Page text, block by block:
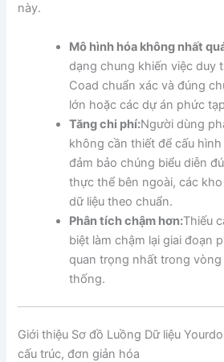
này.
Mô hình hóa không nhất
dạng chung khiến việc duy
Coad chuẩn xác và đúng
lớn hoặc các dự án phức
Tăng chi phí:Người dùng
không cần thiết để cấu
đảm bảo chúng biểu diễn
thực thể bên ngoài, các
dữ liệu theo chuẩn.
Phân tích chậm hơn:Thiếu
biệt làm chậm lại giai đoạn
quan trọng nhất trong
thống.
Giới thiệu Sơ đồ Luồng Dữ liệu
cấu trúc, đơn giản hóa